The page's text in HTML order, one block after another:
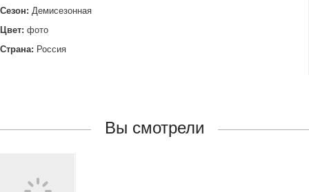
Сезон: Демисезонная
Цвет: фото
Страна: Россия
Вы смотрели